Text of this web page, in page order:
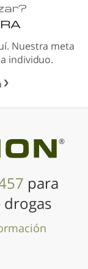
Nuestra meta
individuo.
®
para
drogas